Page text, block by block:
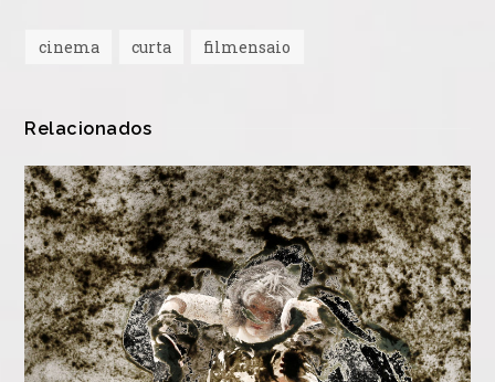
cinema curta filmensaio
Relacionados